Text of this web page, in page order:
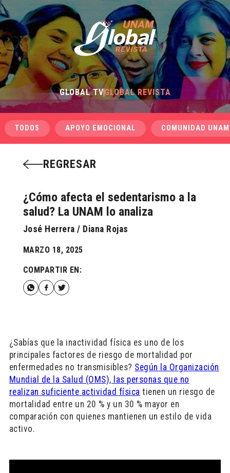
GLOBAL TVGLOBAL REVISTA
TODOS APOYO EMOCIONAL COMUNIDAD UNAM
REGRESAR
¿Cómo afecta el sedentarismo a la
salud? La UNAM lo analiza
José Herrera / Diana Rojas
MARZO 18, 2025
COMPARTIR EN:
¿Sabías que la inactividad física es uno de los
principales factores de riesgo de mortalidad por
enfermedades no transmisibles? Según la Organización
Mundial de la Salud (OMS), las personas que no
realizan suficiente actividad física tienen un riesgo de
mortalidad entre un 20 % y un 30 % mayor en
comparación con quienes mantienen un estilo de vida
activo.